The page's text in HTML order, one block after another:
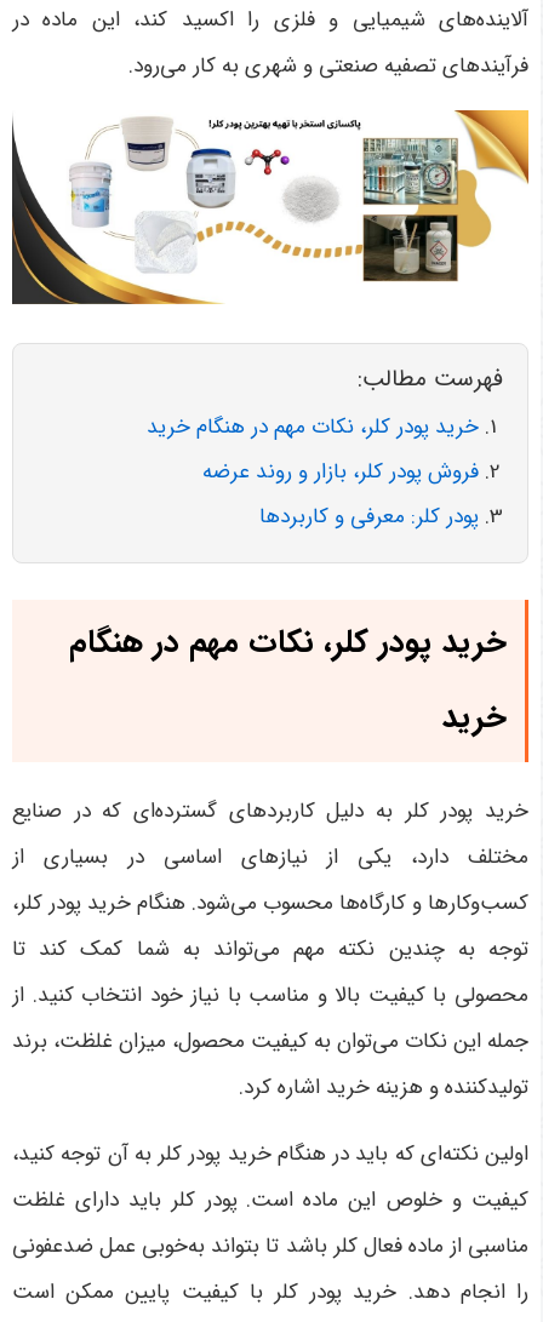
آلاینده‌های شیمیایی و فلزی را اکسید کند، این ماده در
فرآیندهای تصفیه صنعتی و شهری به کار می‌رود.
فهرست مطالب:
خرید پودر کلر، نکات مهم در هنگام خرید
فروش پودر کلر، بازار و روند عرضه
پودر کلر: معرفی و کاربردها
خرید پودر کلر، نکات مهم در هنگام
خرید
خرید پودر کلر به دلیل کاربردهای گسترده‌ای که در صنایع
مختلف دارد، یکی از نیازهای اساسی در بسیاری از
کسب‌وکارها و کارگاه‌ها محسوب می‌شود. هنگام خرید پودر کلر،
توجه به چندین نکته مهم می‌تواند به شما کمک کند تا
محصولی با کیفیت بالا و مناسب با نیاز خود انتخاب کنید. از
جمله این نکات می‌توان به کیفیت محصول، میزان غلظت، برند
تولیدکننده و هزینه خرید اشاره کرد.
اولین نکته‌ای که باید در هنگام خرید پودر کلر به آن توجه کنید،
کیفیت و خلوص این ماده است. پودر کلر باید دارای غلظت
مناسبی از ماده فعال کلر باشد تا بتواند به‌خوبی عمل ضدعفونی
را انجام دهد. خرید پودر کلر با کیفیت پایین ممکن است